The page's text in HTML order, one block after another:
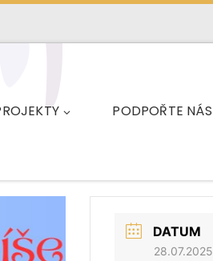
PODPOŘTE NÁS
DATUM
28.07.2025